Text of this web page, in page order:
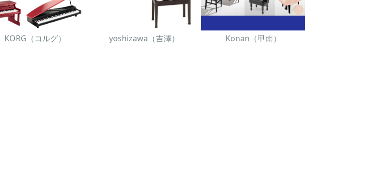
KORG（コルグ） yoshizawa（吉澤） Konan（甲南）